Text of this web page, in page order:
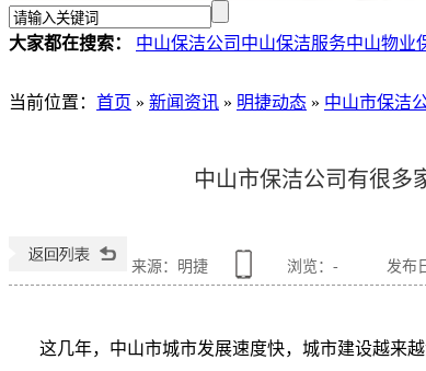
大家都在搜索： 中山保洁公司 中山保洁服务中山物业
当前位置 ： 首页 » 新闻资讯 » 明捷动态 » 中山市保洁
中山市保洁公司有很多
来源：明捷 浏览： - 发布
这几年，中山市城市发展速度快，城市建设越来